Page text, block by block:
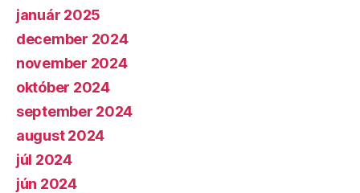
január 2025
december 2024
november 2024
október 2024
september 2024
august 2024
júl 2024
jún 2024